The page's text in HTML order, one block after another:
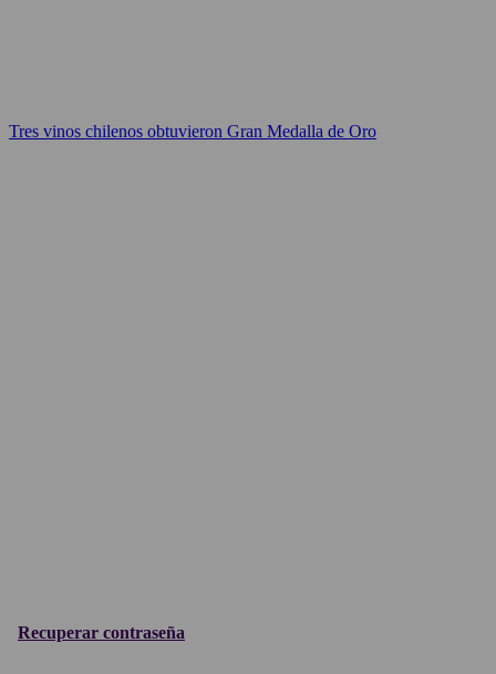
Tres vinos chilenos obtuvieron Gran Medalla de Oro
Recuperar contraseña